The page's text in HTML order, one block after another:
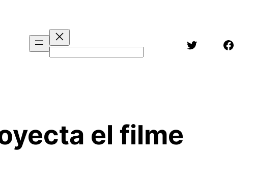
Twitter
Buscar
el filme